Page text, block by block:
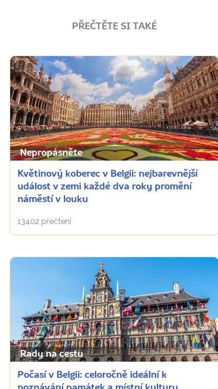
PŘEČTĚTE SI TAKÉ
Nepropásněte
Květinový koberec v Belgii: nejbarevnější
událost v zemi každé dva roky promění
náměstí v louku
13402 přečtení
Rady na cestu
Počasí v Belgii: celoročně ideální k